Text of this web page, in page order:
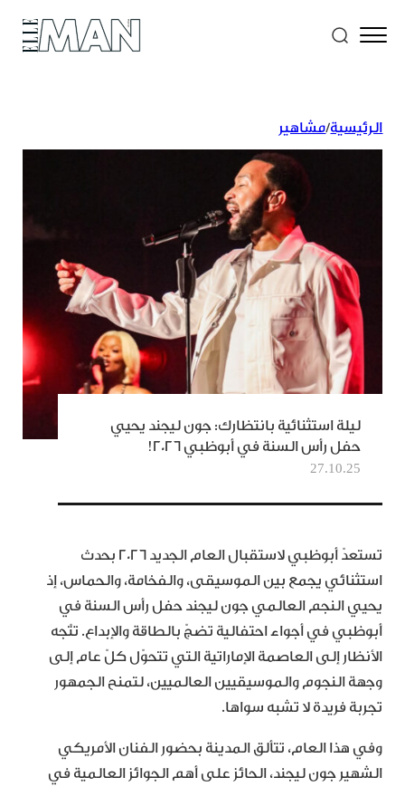
الرئيسية/مشاهير
ليلة استثنائية بانتظارك: جون ليجند يحيي
حفل رأس السنة في أبوظبي 2026!
27.10.25
تستعدّ أبوظبي لاستقبال العام الجديد 2026 بحدث
استثنائي يجمع بين الموسيقى، والفخامة، والحماس، إذ
يحيي النجم العالمي جون ليجند حفل رأس السنة في
أبوظبي في أجواء احتفالية تضجّ بالطاقة والإبداع. تتّجه
الأنظار إلى العاصمة الإماراتية التي تتحوّل كلّ عام إلى
وجهة النجوم والموسيقيين العالميين، لتمنح الجمهور
تجربة فريدة لا تشبه سواها.
وفي هذا العام، تتألق المدينة بحضور الفنان الأمريكي
الشهير جون ليجند، الحائز على أهم الجوائز العالمية في